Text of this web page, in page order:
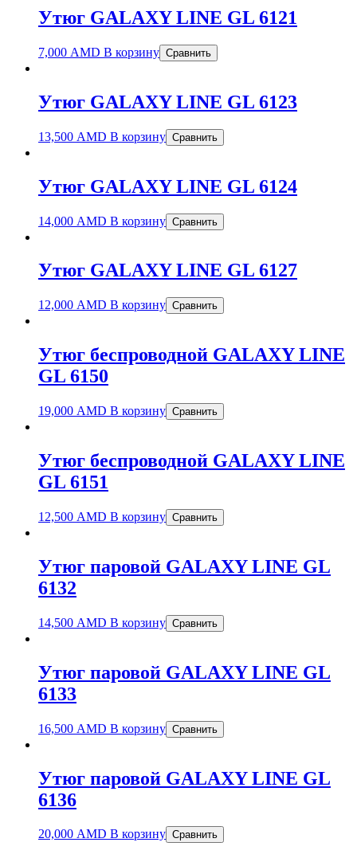
Утюг GALAXY LINE GL 6121
7,000 AMD В корзину Сравнить
Утюг GALAXY LINE GL 6123
13,500 AMD В корзину Сравнить
Утюг GALAXY LINE GL 6124
14,000 AMD В корзину Сравнить
Утюг GALAXY LINE GL 6127
12,000 AMD В корзину Сравнить
Утюг беспроводной GALAXY LINE
GL 6150
19,000 AMD В корзину Сравнить
Утюг беспроводной GALAXY LINE
GL 6151
12,500 AMD В корзину Сравнить
Утюг паровой GALAXY LINE GL
6132
14,500 AMD В корзину Сравнить
Утюг паровой GALAXY LINE GL
6133
16,500 AMD В корзину Сравнить
Утюг паровой GALAXY LINE GL
6136
20,000 AMD В корзину Сравнить